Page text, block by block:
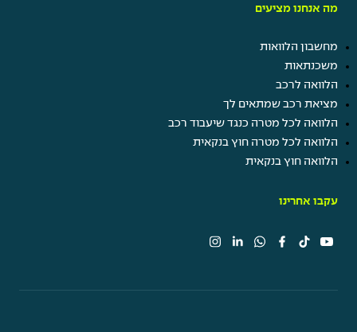
מה אנחנו מציעים
מחשבון הלוואות
משכנתאות
הלוואה לרכב
מציאת רכב שמתאים לך
הלוואה לכל מטרה כנגד שיעבוד רכב
הלוואה לכל מטרה חוץ בנקאית
הלוואה חוץ בנקאית
עקבו אחרינו